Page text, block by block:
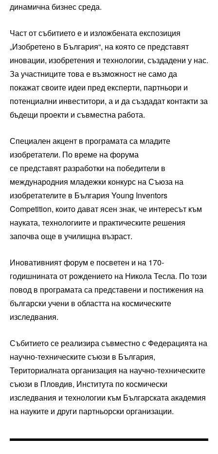
динамична бизнес среда.
Част от събитието е и изложбената експозиция
„Изобретено в България“, на която се представят
иновации, изобретения и технологии, създадени у нас.
За участниците това е възможност не само да
покажат своите идеи пред експерти, партньори и
потенциални инвеститори, а и да създадат контакти за
бъдещи проекти и съвместна работа.
Специален акцент в програмата са младите
изобретатели. По време на форума
се представят разработки на победители в
международния младежки конкурс на Съюза на
изобретателите в България Young Inventors
Competition, които дават ясен знак, че интересът към
науката, технологиите и практическите решения
започва още в училищна възраст.
Иновативният форум е посветен и на 170-
годишнината от рождението на Никола Тесла. По този
повод в програмата са представени и постижения на
български учени в областта на космическите
изследвания.
Събитието се реализира съвместно с Федерацията на
научно-техническите съюзи в България,
Териториалната организация на научно-техническите
съюзи в Пловдив, Института по космически
изследвания и технологии към Българската академия
на науките и други партньорски организации.